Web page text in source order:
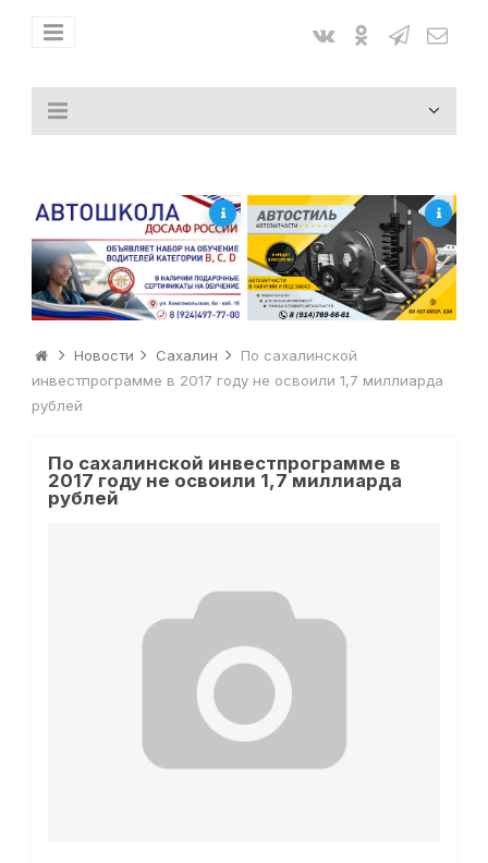
Новости Сахалин
По сахалинской
инвестпрограмме в 2017 году не освоили 1,7 миллиарда
рублей
По сахалинской инвестпрограмме в
2017 году не освоили 1,7 миллиарда
рублей